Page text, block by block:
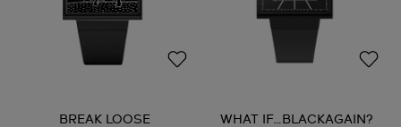
BREAK LOOSE WHAT IF…BLACKAGAIN?